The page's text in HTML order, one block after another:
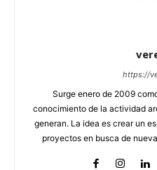
https://
Surge enero de 2009
conocimiento de la actividad
generan. La idea es crear un
proyectos en busca de